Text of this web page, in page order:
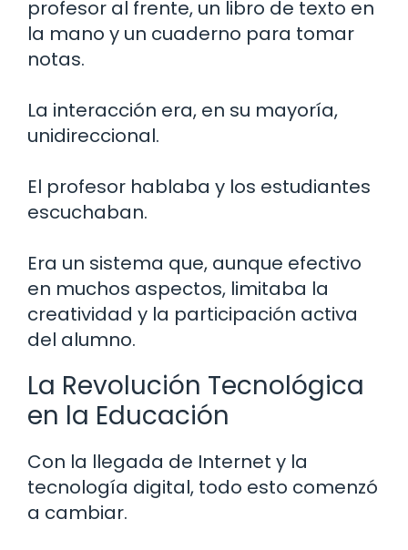
profesor al frente, un libro de texto en
la mano y un cuaderno para tomar
notas.
La interacción era, en su mayoría,
unidireccional.
El profesor hablaba y los estudiantes
escuchaban.
Era un sistema que, aunque efectivo
en muchos aspectos, limitaba la
creatividad y la participación activa
del alumno.
La Revolución Tecnológica
en la Educación
Con la llegada de Internet y la
tecnología digital, todo esto comenzó
a cambiar.